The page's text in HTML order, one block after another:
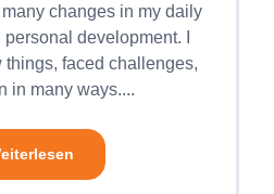
changes in my daily
development. I
things, faced challenges,
in many ways....